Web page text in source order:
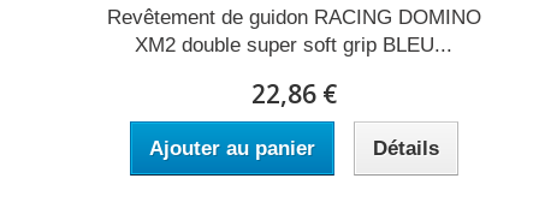
Revêtement de guidon RACING DOMINO
XM2 double super soft grip BLEU...
22,86 €
Ajouter au panier Détails